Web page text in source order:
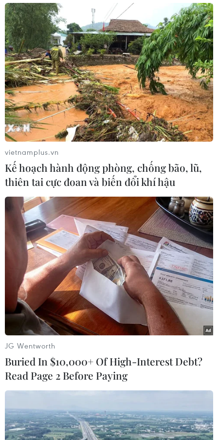
Hội nghị về thực hiện chính quyền địa phương hai cấp và triển
khai dự án trọng điểm vùng Đồng bằng sông Cửu Long. (Ảnh:
Dương Giang/TTXVN)
(TTXVN/Vietnam+)
#Thủ tướng Phạm Minh Chính
#Vùng Đồng bằng Sông Cửu Long
#Chính quyền 2 cấp
#Dự án giao thông trọng điểm
TP. Cần Thơ
TIN LIÊN QUAN
vietnamplus.vn
Kế hoạch hành động phòng, chống bão, lũ,
thiên tai cực đoan và biến đổi khí hậu
JG Wentworth
Buried In $10,000+ Of High-Interest Debt?
Read Page 2 Before Paying